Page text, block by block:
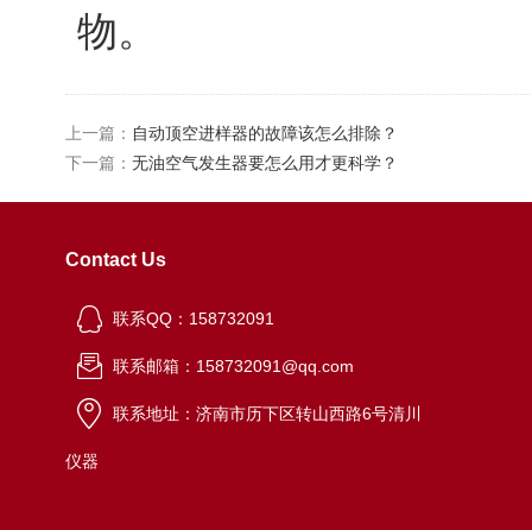
物。
上一篇： 自动顶空进样器的故障该怎么排除？
下一篇： 无油空气发生器要怎么用才更科学？
Contact Us
联系QQ：158732091
联系邮箱：158732091@qq.com
联系地址：济南市历下区转山西路6号清川
仪器